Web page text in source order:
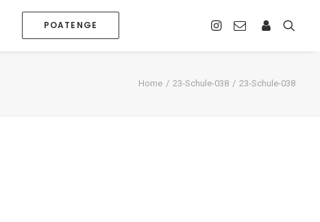
POATENGE
Home 23-Schule-038 23-Schule-038